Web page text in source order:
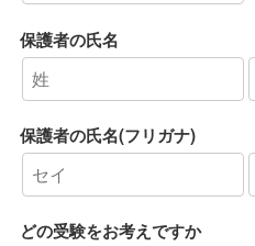
保護者の氏名
保護者の氏名(フリガナ)
どの受験をお考えですか